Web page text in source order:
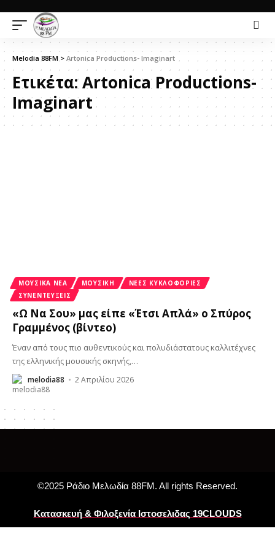
Melodia 88FM > Artonica Productions- Imaginart
Ετικέτα:Artonica Productions-
Imaginart
ΜΟΥΣΙΚΆ ΝΈΑ ΜΟΥΣΙΚΗ
ΝΈΕΣ ΚΥΚΛΟΦΟΡΊΕΣ
ΣΥΝΕΝΤΕΎΞΕΙΣ
«Ω Να Σου» μας είπε «Έτσι Απλά» o Σπύρος
Γραμμένος (βίντεο)
Έναν από τους πιο αυθεντικούς και πολυδιάστατους καλλιτέχνες
της ελληνικής μουσικής σκηνής,…
melodia88 2 Απριλίου 2026
©2025 Ράδιο Μελωδία 88FM. All rights Reserved.
Κατασκευή & Φιλοξενία Ιστοσελιδας 19CLOUDS